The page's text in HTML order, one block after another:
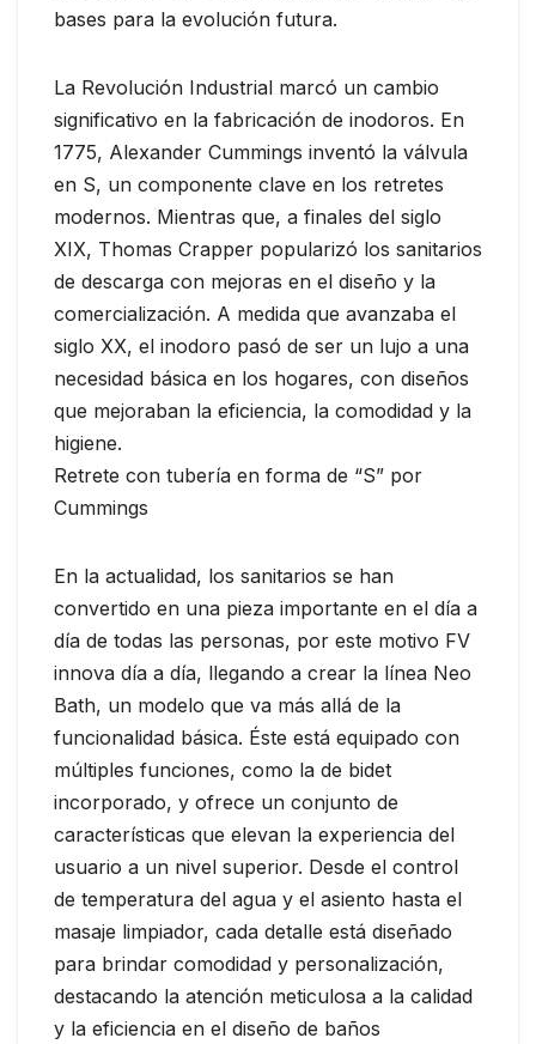
bases para la evolución futura.
La Revolución Industrial marcó un cambio
significativo en la fabricación de inodoros. En
1775, Alexander Cummings inventó la válvula
en S, un componente clave en los retretes
modernos. Mientras que, a finales del siglo
XIX, Thomas Crapper popularizó los sanitarios
de descarga con mejoras en el diseño y la
comercialización. A medida que avanzaba el
siglo XX, el inodoro pasó de ser un lujo a una
necesidad básica en los hogares, con diseños
que mejoraban la eficiencia, la comodidad y la
higiene.
Retrete con tubería en forma de “S” por
Cummings
En la actualidad, los sanitarios se han
convertido en una pieza importante en el día a
día de todas las personas, por este motivo FV
innova día a día, llegando a crear la línea Neo
Bath, un modelo que va más allá de la
funcionalidad básica. Éste está equipado con
múltiples funciones, como la de bidet
incorporado, y ofrece un conjunto de
características que elevan la experiencia del
usuario a un nivel superior. Desde el control
de temperatura del agua y el asiento hasta el
masaje limpiador, cada detalle está diseñado
para brindar comodidad y personalización,
destacando la atención meticulosa a la calidad
y la eficiencia en el diseño de baños